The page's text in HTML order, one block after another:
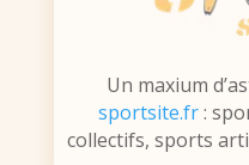
Un maxium
sportsite.fr:
collectifs, sports